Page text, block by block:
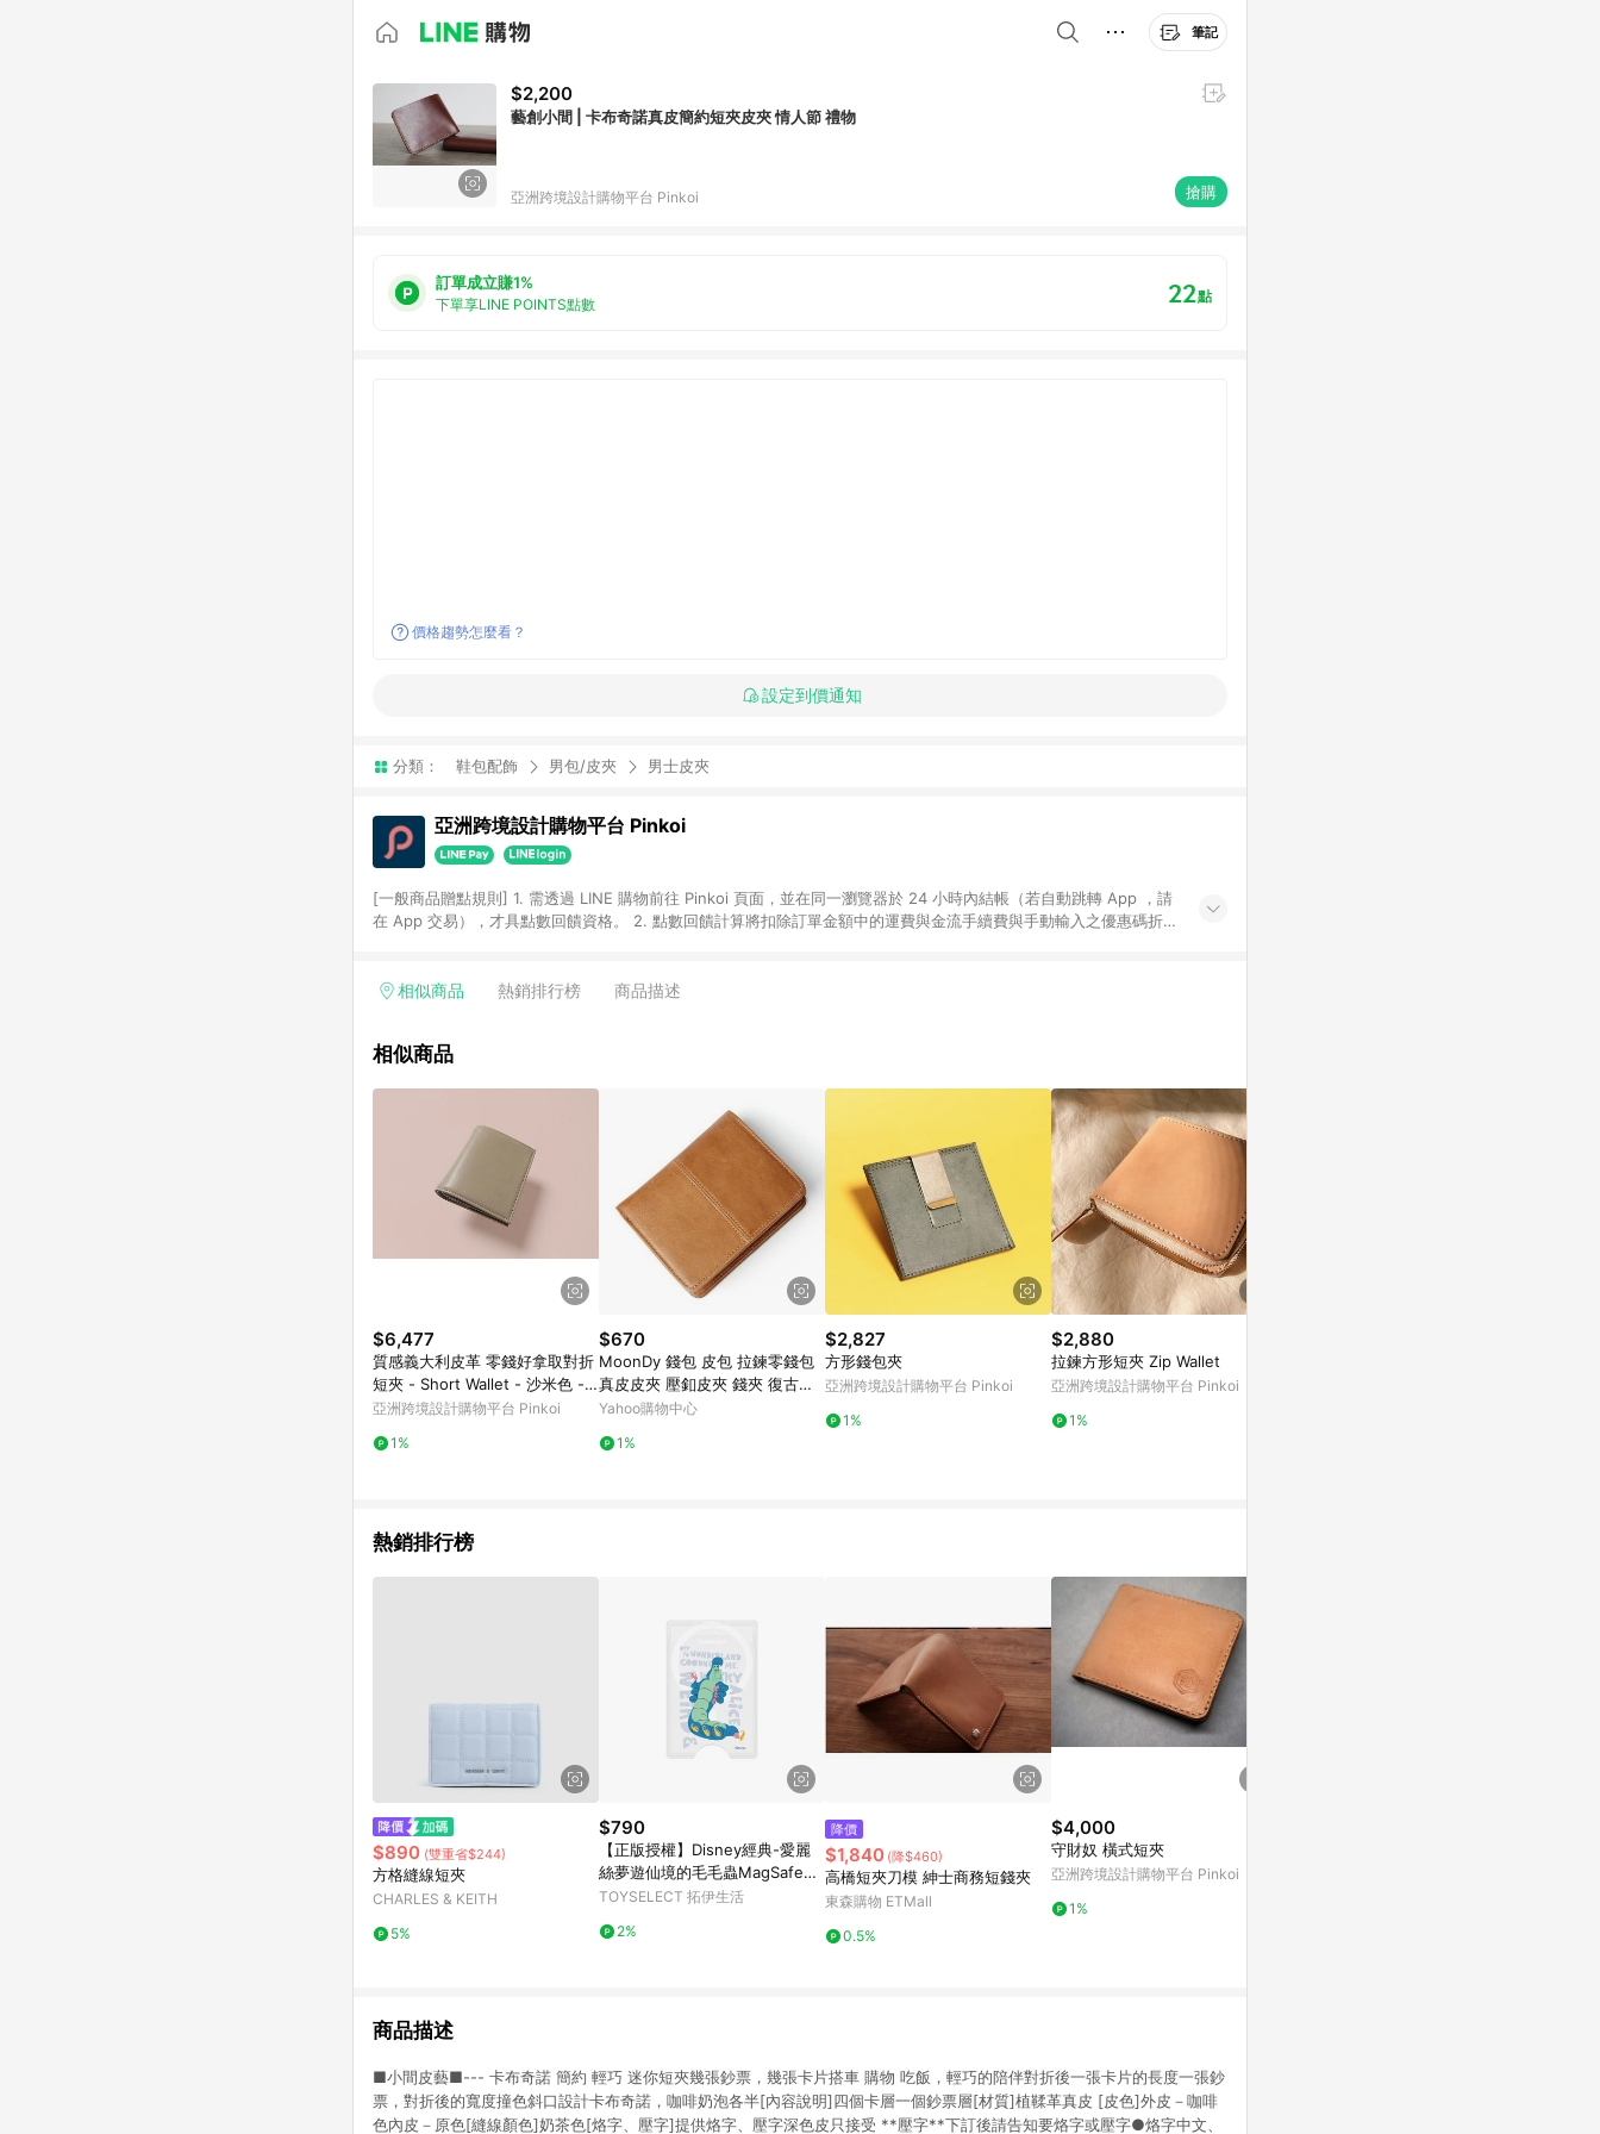
筆記
$2,200
藝創小間 | 卡布奇諾真皮簡約短夾皮夾 情人節 禮物
亞洲跨境設計購物平台 Pinkoi 搶購
訂單成立賺1%
下單享LINE POINTS點數 22點
價格趨勢怎麼看？
設定到價通知
分類： 鞋包配飾 男包/皮夾 男士皮夾
亞洲跨境設計購物平台 Pinkoi
[一般商品贈點規則] 1. 需透過 LINE 購物前往 Pinkoi 頁面，並在同一瀏覽器於 24 小時內結帳（若自動跳轉 App ，請
在 App 交易），才具點數回饋資格。 2. 點數回饋計算將扣除訂單金額中的運費與金流手續費與手動輸入之優惠碼折
格，部分退款不在此限。 6. APP 請更新至Android v4.6.0 / iOS v4.1.5 以上才具贈點資格。 7. 點數將於出貨後 45 天
使用規則請以點數紅包活動說明為準。 11. 若於 LINE 購物前往 Pinkoi 頁面後才首次下載 Pinkoi APP 並完成訂單，不
相似商品 熱銷排行榜 商品描述
相似商品
$6,477
質感義大利皮革 零錢好拿取對折
短夾 - Short Wallet - 沙米色 -
CAREN QUYOYLE -
亞洲跨境設計購物平台 Pinkoi
1%
$670
MoonDy 錢包 皮包 拉鍊零錢包
真皮皮夾 壓釦皮夾 錢夾 復古皮
夾 短夾 短款錢包
Yahoo購物中心
1%
$2,827
方形錢包夾
亞洲跨境設計購物平台 Pinkoi
1%
$2,880
拉鍊方形短夾 Zip Wallet
亞洲跨境設計購物平台 Pinkoi
1%
熱銷排行榜
$890 (雙重省$244)
方格縫線短夾
CHARLES & KEITH
5%
$790
【正版授權】Disney經典-愛麗
絲夢遊仙境的毛毛蟲MagSafe磁
吸卡片夾
TOYSELECT 拓伊生活
2%
降價
$1,840 (降$460)
高橋短夾刀模 紳士商務短錢夾
東森購物 ETMall
0.5%
$4,000
守財奴 橫式短夾
亞洲跨境設計購物平台 Pinkoi
1%
商品描述
■小間皮藝■--- 卡布奇諾 簡約 輕巧 迷你短夾幾張鈔票，幾張卡片搭車 購物 吃飯，輕巧的陪伴對折後一張卡片的長度一張鈔
票，對折後的寬度撞色斜口設計卡布奇諾，咖啡奶泡各半[內容說明]四個卡層一個鈔票層[材質]植鞣革真皮 [皮色]外皮－咖啡
色內皮－原色[縫線顏色]奶茶色[烙字、壓字]提供烙字、壓字深色皮只接受 **壓字**下訂後請告知要烙字或壓字●烙字中文、